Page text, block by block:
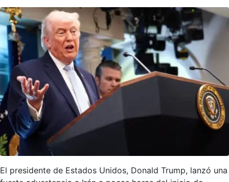
El presidente de Estados Unidos, Donald Trump, lanzó una